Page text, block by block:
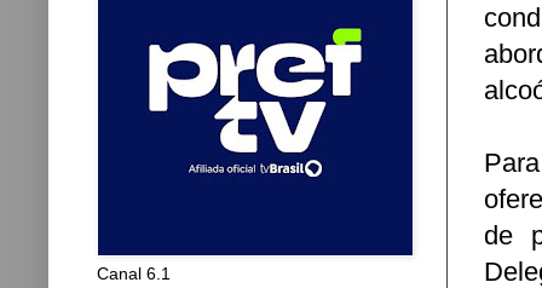
de
Canal 6.1